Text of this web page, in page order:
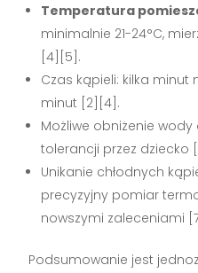
Temperatura
minimalnie 21-24°C,
[4][5].
Czas kąpieli: kilka minut
minut [2][4].
Możliwe obniżenie wody
tolerancji przez dziecko
Unikanie chłodnych
precyzyjny pomiar
nowszymi zaleceniami
Podsumowanie jest